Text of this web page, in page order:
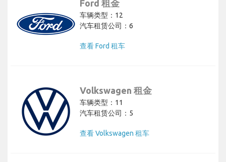
Ford 租金
车辆类型：12
汽车租赁公司：6
查看 Ford 租车
Volkswagen 租金
车辆类型：11
汽车租赁公司：5
查看 Volkswagen 租车